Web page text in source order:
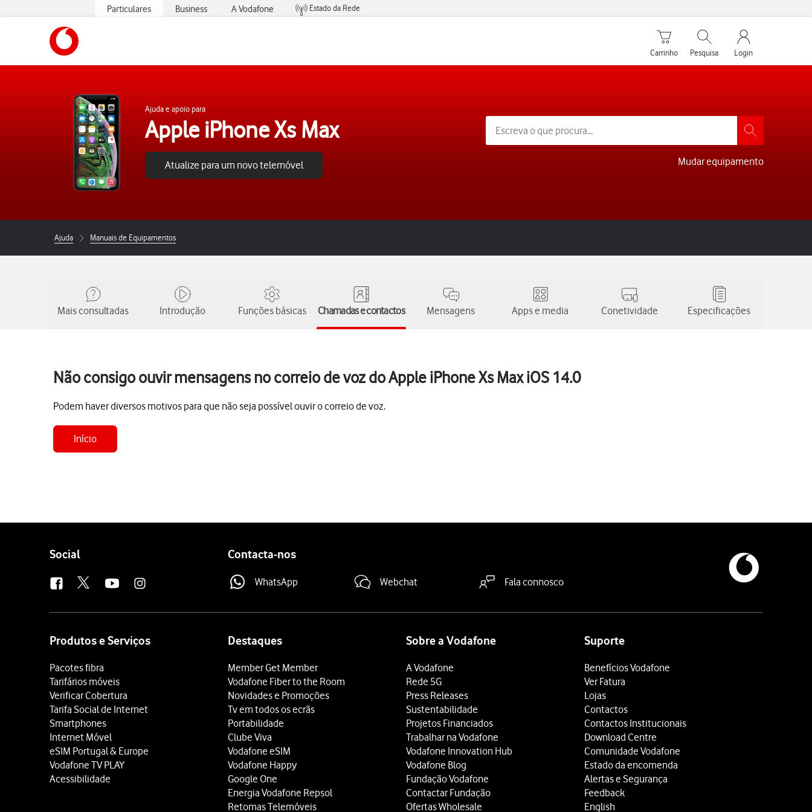
Particulares Business A Vodafone
Estado da Rede
Carrinho de compras
Carrinho
Pesquisar
Pesquisa
My Vodafone
Login
Ajuda e apoio para
Apple iPhone Xs Max
Atualize para um novo telemóvel Mudar equipamento
Ajuda Manuais de Equipamentos
Mais consultadas Introdução Funções básicas Chamadas e contactos Mensagens Apps e media Conetividade Especificações
Não consigo ouvir mensagens no correio de voz do Apple iPhone Xs Max iOS 14.0
Podem haver diversos motivos para que não seja possível ouvir o correio de voz.
Início
Follow
Social Contacta-nos
WhatsApp Webchat Fala connosco
Produtos e Serviços
Pacotes fibra
Tarifários móveis
Verificar Cobertura
Tarifa Social de Internet
Smartphones
Internet Móvel
eSIM Portugal & Europe
Vodafone TV PLAY
Acessibilidade
Destaques
Member Get Member
Vodafone Fiber to the Room
Novidades e Promoções
Tv em todos os ecrãs
Portabilidade
Clube Viva
Vodafone eSIM
Vodafone Happy
Google One
Energia Vodafone Repsol
Retomas Telemóveis
Sobre a Vodafone
A Vodafone
Rede 5G
Press Releases
Sustentabilidade
Projetos Financiados
Trabalhar na Vodafone
Vodafone Innovation Hub
Vodafone Blog
Fundação Vodafone
Contactar Fundação
Ofertas Wholesale
Suporte
Benefícios Vodafone
Ver Fatura
Lojas
Contactos
Contactos Institucionais
Download Centre
Comunidade Vodafone
Estado da encomenda
Alertas e Segurança
Feedback
English